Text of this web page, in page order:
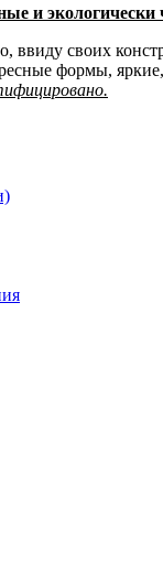
и
ввиду своих
формы,